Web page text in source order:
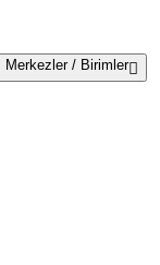
Merkezler / Birimler